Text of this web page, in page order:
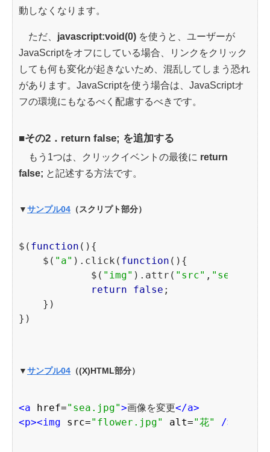
動しなくなります。
ただ、 javascript:void(0) を使うと、ユーザーが
JavaScriptをオフにしている場合、リンクをクリック
しても何も変化が起きないため、混乱してしまう恐れ
があります。JavaScriptを使う場合は、JavaScriptオ
フの環境にもなるべく配慮するべきです。
■その2．return false; を追加する
もう1つは、クリックイベントの最後に return
false; と記述する方法です。
▼サンプル04 （スクリプト部分）
$( function (){
$( "a" ).click( function (){
$( "img" ).attr( "src" , "sea.jpg"
return
false ;
})
▼サンプル04 （(X)HTML部分）
<a href="sea.jpg">画像を変更</a>
<p><img src="flower.jpg" alt="花" />